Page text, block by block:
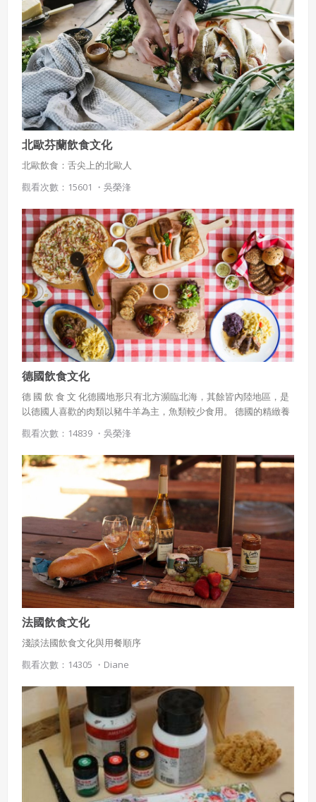
棄。 塔馬利可以填以肉、奶酪、水果、蔬菜、辣椒或任何根據口味
提前作好的食物。
北歐芬蘭飲食文化
北歐飲食：舌尖上的北歐人
觀看次數：15601 ・ 吳榮浲
德國飲食文化
德 國 飲 食 文 化德國地形只有北方瀕臨北海，其餘皆內陸地區，是
以德國人喜歡的肉類以豬牛羊為主，魚類較少食用。 德國的精緻養
豬業，及豬肉製品聞名全世界，主食以馬鈴薯為主
觀看次數：14839 ・ 吳榮浲
法國飲食文化
淺談法國飲食文化與用餐順序
觀看次數：14305 ・ Diane